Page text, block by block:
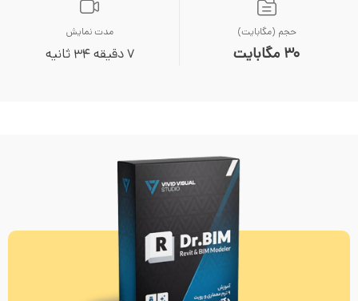
حجم (مگابایت)
30 مگابایت
مدت نمایش
7 دقیقه 34 ثانیه